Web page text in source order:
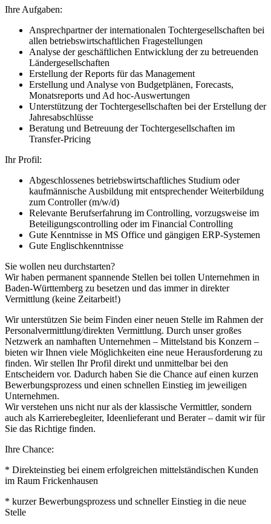
Ihre Aufgaben:
Ansprechpartner der internationalen Tochtergesellschaften bei
allen betriebswirtschaftlichen Fragestellungen
Analyse der geschäftlichen Entwicklung der zu betreuenden
Ländergesellschaften
Erstellung der Reports für das Management
Erstellung und Analyse von Budgetplänen, Forecasts,
Monatsreports und Ad hoc-Auswertungen
Unterstützung der Tochtergesellschaften bei der Erstellung der
Jahresabschlüsse
Beratung und Betreuung der Tochtergesellschaften im
Transfer-Pricing
Ihr Profil:
Abgeschlossenes betriebswirtschaftliches Studium oder
kaufmännische Ausbildung mit entsprechender Weiterbildung
zum Controller (m/w/d)
Relevante Berufserfahrung im Controlling, vorzugsweise im
Beteiligungscontrolling oder im Financial Controlling
Gute Kenntnisse in MS Office und gängigen ERP-Systemen
Gute Englischkenntnisse
Sie wollen neu durchstarten?
Wir haben permanent spannende Stellen bei tollen Unternehmen in
Baden-Württemberg zu besetzen und das immer in direkter
Vermittlung (keine Zeitarbeit!)
Wir unterstützen Sie beim Finden einer neuen Stelle im Rahmen der
Personalvermittlung/direkten Vermittlung. Durch unser großes
Netzwerk an namhaften Unternehmen – Mittelstand bis Konzern –
bieten wir Ihnen viele Möglichkeiten eine neue Herausforderung zu
finden. Wir stellen Ihr Profil direkt und unmittelbar bei den
Entscheidern vor. Dadurch haben Sie die Chance auf einen kurzen
Bewerbungsprozess und einen schnellen Einstieg im jeweiligen
Unternehmen.
Wir verstehen uns nicht nur als der klassische Vermittler, sondern
auch als Karrierebegleiter, Ideenlieferant und Berater – damit wir für
Sie das Richtige finden.
Ihre Chance:
* Direkteinstieg bei einem erfolgreichen mittelständischen Kunden
im Raum Frickenhausen
* kurzer Bewerbungsprozess und schneller Einstieg in die neue
Stelle